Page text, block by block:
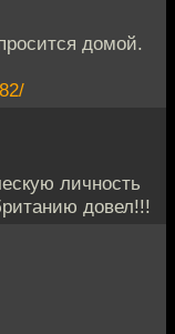
домой.
личность
довел!!!